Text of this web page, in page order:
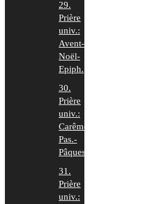
29.
Prière
univ.:
Avent-
Noël-
Epiph.
30.
Prière
univ.:
Carême-
Pas.-
Pâques
31.
Prière
univ.: